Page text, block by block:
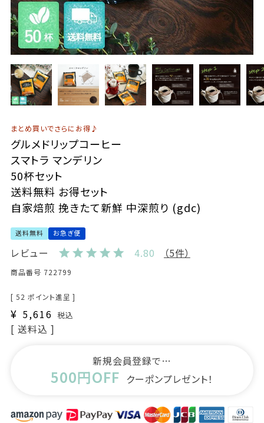
まとめ買いでさらにお得♪
グルメドリップコーヒー
スマトラ マンデリン
50杯セット
送料無料 お得セット
自家焙煎 挽きたて新鮮 中深煎り (gdc)
送料無料 お急ぎ便
レビュー 4.80 （5件）
商品番号 722799
[ 52 ポイント進呈 ]
¥ 5,616 税込
送料込
新規会員登録で…
500円OFF クーポンプレゼント！